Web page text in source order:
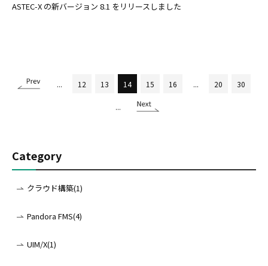
ASTEC-X の新バージョン 8.1 をリリースしました
... 12 13 14 15 16 ... 20 30
...
Category
クラウド構築(1)
Pandora FMS(4)
UIM/X(1)